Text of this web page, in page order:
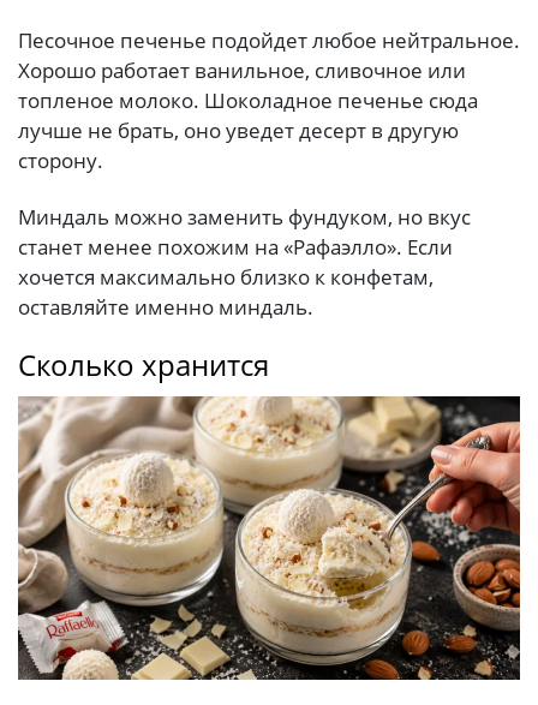
Песочное печенье подойдет любое нейтральное.
Хорошо работает ванильное, сливочное или
топленое молоко. Шоколадное печенье сюда
лучше не брать, оно уведет десерт в другую
сторону.
Миндаль можно заменить фундуком, но вкус
станет менее похожим на «Рафаэлло». Если
хочется максимально близко к конфетам,
оставляйте именно миндаль.
Сколько хранится